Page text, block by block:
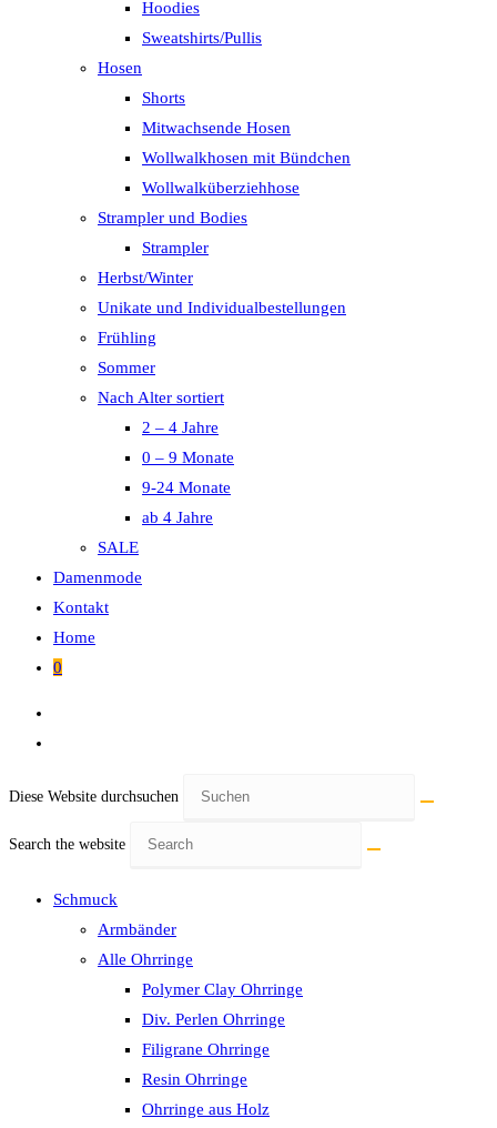
Hoodies
Sweatshirts/Pullis
Hosen
Shorts
Mitwachsende Hosen
Wollwalkhosen mit Bündchen
Wollwalküberziehhose
Strampler und Bodies
Strampler
Herbst/Winter
Unikate und Individualbestellungen
Frühling
Sommer
Nach Alter sortiert
2 – 4 Jahre
0 – 9 Monate
9-24 Monate
ab 4 Jahre
SALE
Damenmode
Kontakt
Home
0
Diese Website durchsuchen
Search the website
Schmuck
Armbänder
Alle Ohrringe
Polymer Clay Ohrringe
Div. Perlen Ohrringe
Filigrane Ohrringe
Resin Ohrringe
Ohrringe aus Holz